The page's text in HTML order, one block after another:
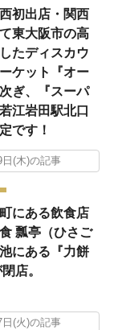
初出店・関西
東大阪市の高
たディスカウ
ケット『オー
ぎ、『スーパ
江岩田駅北口
です！
(木)の記事
にある飲食店
瓢亭（ひさご
にある『力餅
店。
(火)の記事